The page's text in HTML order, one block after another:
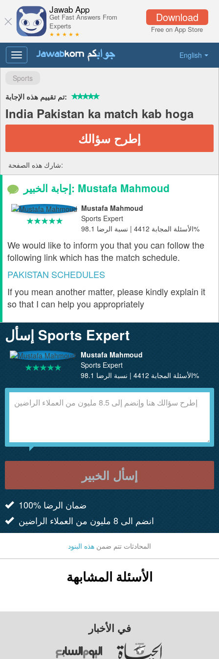
Download
Free on App Store
Jawab App
Get Fast Answers From
Experts
★ ★ ★ ★ ★
English
Toggle
navigation
Sports
تم تقييم هذه الإجابة:
India Pakistan ka match kab hoga
إطرح سؤالك
شارك هذه الصفحة:
إجابة الخبير: Mustafa Mahmoud
Mustafa Mahmoud
Sports Expert
الأسئلة المجابة 4412 | نسبة الرضا 98.1%
We would like to inform you that you can follow the
following link which has the match schedule.
PAKISTAN SCHEDULES
If you mean another matter, please kindly explain it
so that I can help you appropriately
إسأل Sports Expert
Mustafa Mahmoud
Sports Expert
الأسئلة المجابة 4412 | نسبة الرضا 98.1%
إسأل الخبير
100% ضمان الرضا
انضم الى 8 مليون من العملاء الراضين
المحادثات تتم ضمن هذه البنود
الأسئلة المشابهة
في الأخبار